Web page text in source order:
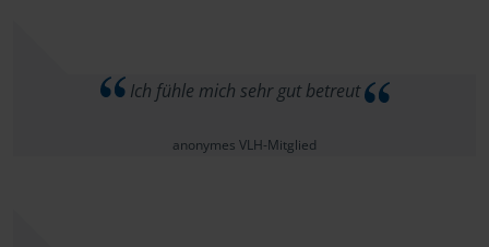
Ich fühle mich sehr gut betreut
anonymes VLH-Mitglied